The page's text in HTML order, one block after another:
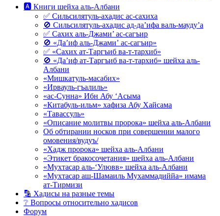
🅰 Книги шейха аль-Албани
✅ Сильсилятуль-ахадис ас-сахиха
🚫 Сильсилятуль-ахадис ад-да’ифа валь-мауду’а
✅ Сахих аль-Джами’ ас-сагъир
🚫 «Да’иф аль-Джами’ ас-сагъир»
✅ «Сахих ат-Таргъиб ва-т-тархиб»
🚫 «Да’иф ат-Таргъиб ва-т-тархиб» шейха аль-
Албани
«Мишкатуль-масабих»
«Ирвауль-гъалиль»
«ас-Сунна» Ибн Абу ‘Асыма
«Китабуль-ильм» хафиза Абу Хайсама
«Тавассуль»
«Описание молитвы пророка» шейха аль-Албани
Об обтирании носков при совершении малого
омовения/вудуъ/
«Хадж пророка» шейха аль-Албани
«Этикет бракосочетания» шейха аль-Албани
«Мухтасар аль-‘Улювв» шейха аль-Албани
«Мухтасар аш-Шамаиль Мухаммадиййа» имама
ат-Тирмизи
🔡 Хадисы на разные темы
❔ Вопросы относительно хадисов
Форум